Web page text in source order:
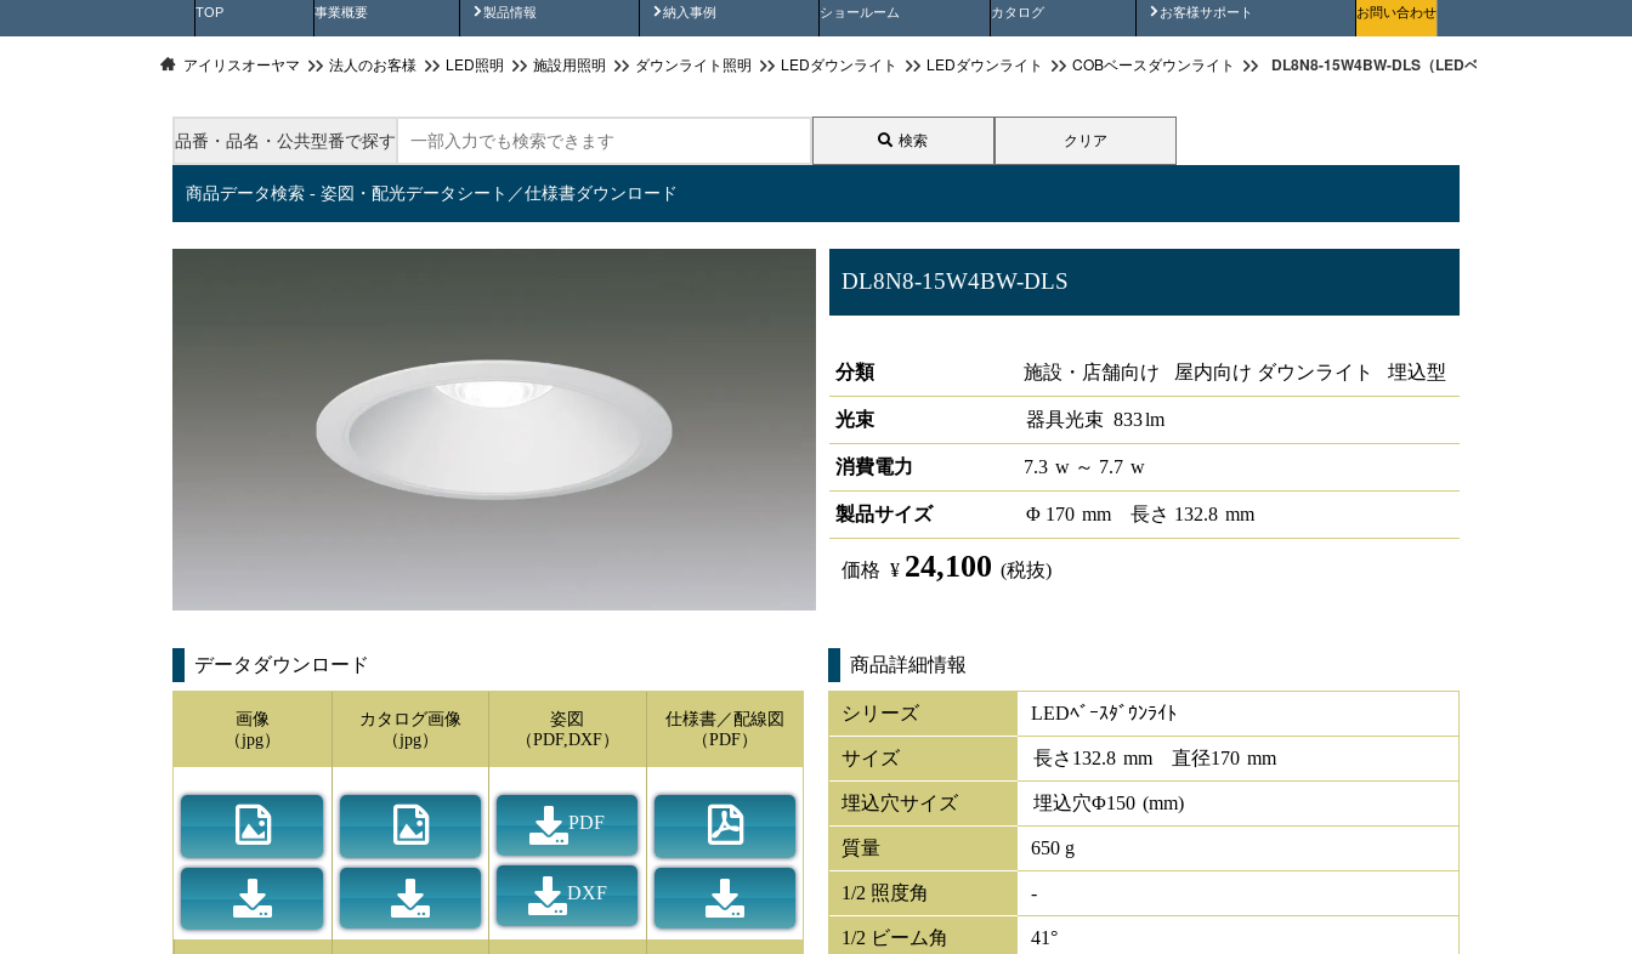
TOP 事業概要 製品情報
製品動画 納入事例
納入事例動画 ショールーム カタログ お客様サポート
安全にご使用いただくためにお問い合わせ
アイリスオーヤマ 法人のお客様 LED照明 施設用照明 ダウンライト照明 LEDダウンライト LEDダウンライト COBベースダウンライト DL8N8-15W4BW-DLS（LEDベースダウンライト
品番・品名・公共型番で探す 検索 クリア
商品データ検索 - 姿図・配光データシート／仕様書ダウンロード
DL8N8-15W4BW-DLS
分類
施設・店舗向け 屋内向け ダウンライト 埋込型
光束 器具光束 833lm
消費電力 7.3 w ～ 7.7 w
製品サイズ Φ 170 mm 長さ 132.8 mm
価格 ¥ 24,100 (税抜)
データダウンロード
画像
（jpg）
カタログ画像
（jpg）
姿図
（PDF,DXF）
PDF
DXF
仕様書／配線図
（PDF）
商品詳細情報
シリーズ LEDﾍﾞｰｽﾀﾞｳﾝﾗｲﾄ
サイズ 長さ 132.8 mm 直径170 mm
埋込穴サイズ 埋込穴Φ150 (mm)
質量 650 g
1/2 照度角 -
1/2 ビーム角 41°